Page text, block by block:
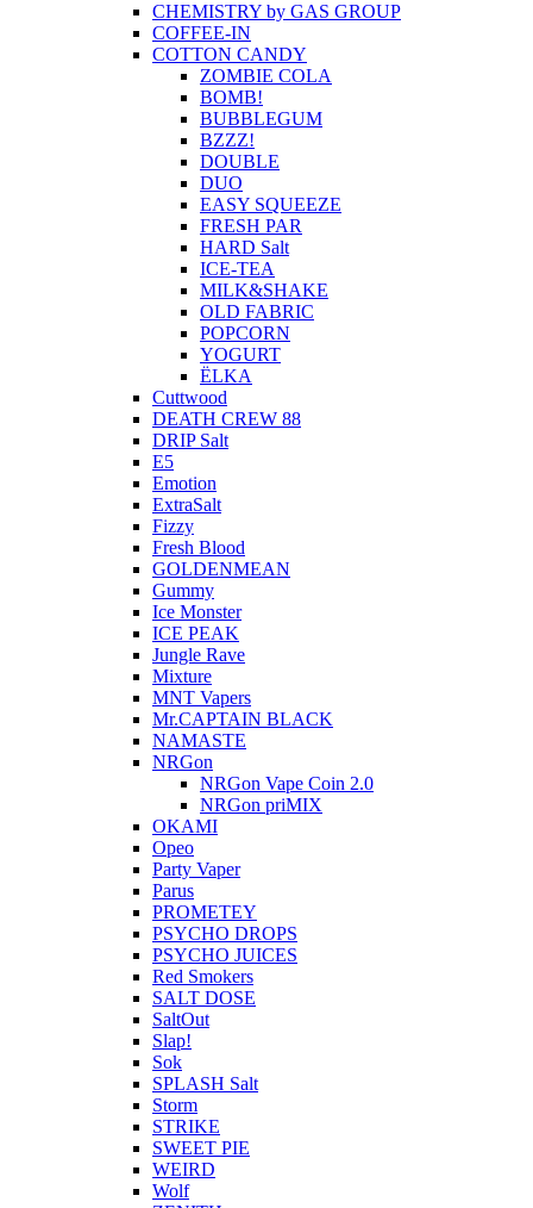
CHEMISTRY by GAS GROUP
COFFEE-IN
COTTON CANDY
ZOMBIE COLA
BOMB!
BUBBLEGUM
BZZZ!
DOUBLE
DUO
EASY SQUEEZE
FRESH PAR
HARD Salt
ICE-TEA
MILK&SHAKE
OLD FABRIC
POPCORN
YOGURT
ЁLKA
Cuttwood
DEATH CREW 88
DRIP Salt
E5
Emotion
ExtraSalt
Fizzy
Fresh Blood
GOLDENMEAN
Gummy
Ice Monster
ICE PEAK
Jungle Rave
Mixture
MNT Vapers
Mr.CAPTAIN BLACK
NAMASTE
NRGon
NRGon Vape Coin 2.0
NRGon priMIX
OKAMI
Opeo
Party Vaper
Parus
PROMETEY
PSYCHO DROPS
PSYCHO JUICES
Red Smokers
SALT DOSE
SaltOut
Slap!
Sok
SPLASH Salt
Storm
STRIKE
SWEET PIE
WEIRD
Wolf